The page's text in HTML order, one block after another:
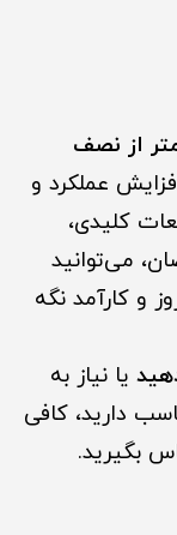
از نصف
عملکرد و
کلیدی،
می‌توانید
و کارآمد نگه
یا نیاز به
دارید، کافی
بگیرید.